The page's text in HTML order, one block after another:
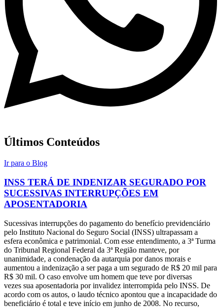
Últimos Conteúdos
Ir para o Blog
INSS TERÁ DE INDENIZAR SEGURADO POR
SUCESSIVAS INTERRUPÇÕES EM
APOSENTADORIA
Sucessivas interrupções do pagamento do benefício previdenciário
pelo Instituto Nacional do Seguro Social (INSS) ultrapassam a
esfera econômica e patrimonial. Com esse entendimento, a 3ª Turma
do Tribunal Regional Federal da 3ª Região manteve, por
unanimidade, a condenação da autarquia por danos morais e
aumentou a indenização a ser paga a um segurado de R$ 20 mil para
R$ 30 mil. O caso envolve um homem que teve por diversas
vezes sua aposentadoria por invalidez interrompida pelo INSS. De
acordo com os autos, o laudo técnico apontou que a incapacidade do
beneficiário é total e teve início em junho de 2008. No recurso,